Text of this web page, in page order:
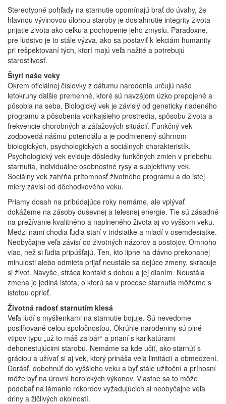
Stereotypné pohľady na starnutie opomínajú brať do úvahy, že
hlavnou vývinovou úlohou staroby je dosiahnutie integrity života –
prijatie života ako celku a pochopenie jeho zmyslu. Paradoxne,
pre ľudstvo je to stále výzva, ako sa postaviť k lekciám humanity
pri rešpektovaní tých, ktorí majú veľa nažité a potrebujú
starostlivosť.
Štyri naše veky
Okrem oficiálnej číslovky z dátumu narodenia určujú naše
letokruhy ďalšie premenné, ktoré sú navzájom úzko prepojené a
pôsobia na seba. Biologický vek je závislý od geneticky riadeného
programu a pôsobenia vonkajšieho prostredia, spôsobu života a
frekvencie chorobných a záťažových situácií. Funkčný vek
zodpovedá nášmu potenciálu a je podmienený súhrnom
biologických, psychologických a sociálnych charakteristík.
Psychologický vek eviduje dôsledky funkčných zmien v priebehu
starnutia, individuálne osobnostné rysy a subjektívny vek.
Sociálny vek zahŕňa prítomnosť životného programu a do istej
miery závisí od dôchodkového veku.
Priamy dosah na pribúdajúce roky nemáme, ale vplývať
dokážeme na zásoby duševnej a telesnej energie. Tie sú zásadné
na prežívanie kvalitného a naplneného života aj vo vyššom veku.
Medzi nami chodia ľudia starí v tridsiatke a mladí v osemdesiatke.
Neobyčajne veľa závisí od životných názorov a postojov. Omnoho
viac, než si ľudia pripúšťajú. Ten, kto lipne na dávno prekonanej
minulosti alebo odmieta prijať neustále sa dejúce zmeny, skracuje
si život. Navyše, stráca kontakt s dobou a jej dianím. Neustála
zmena je jediná istota, o ktorú sa v procese starnutia môžeme s
istotou oprieť.
Životná radosť starnutím klesá
Veľa ľudí s myšlienkami na starnutie bojuje. Sú nevedome
posilňované celou spoločnosťou. Okrúhle narodeniny sú plné
vtipov typu „už to máš za pár“ a prianí s karikatúrami
dehonestujúcimi starobu. Nemáme sa kde učiť, ako starnúť s
gráciou a užívať si aj vek, ktorý prináša veľa limitácií a obmedzení.
Dorásť, dobehnúť do vyššieho veku a byť stále užitoční a prínosní
môže byť na úrovni heroických výkonov. Vlastne sa to môže
podobať na lámanie rekordov vyžadujúcich si neobyčajne veľa
driny a žičlivých okolností.